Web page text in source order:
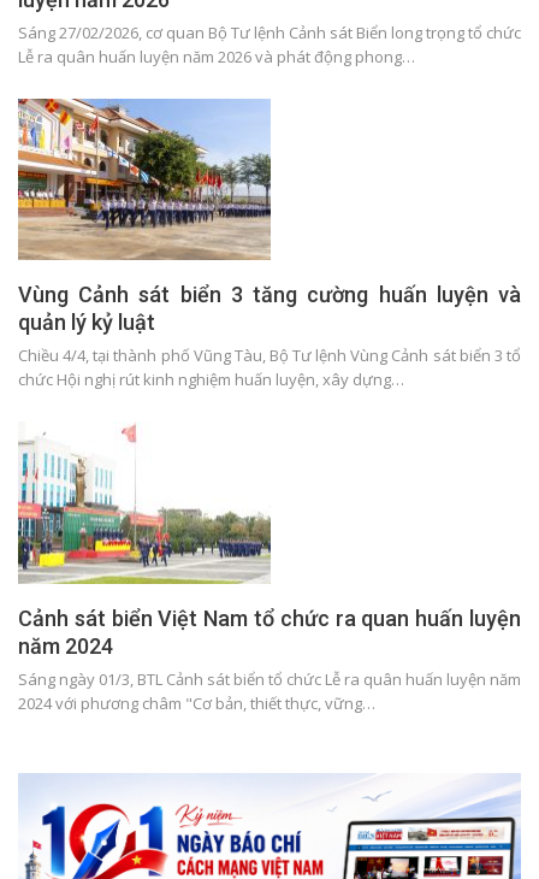
Sáng 27/02/2026, cơ quan Bộ Tư lệnh Cảnh sát Biển long trọng tổ chức
Lễ ra quân huấn luyện năm 2026 và phát động phong…
Vùng Cảnh sát biển 3 tăng cường huấn luyện và
quản lý kỷ luật
Chiều 4/4, tại thành phố Vũng Tàu, Bộ Tư lệnh Vùng Cảnh sát biển 3 tổ
chức Hội nghị rút kinh nghiệm huấn luyện, xây dựng…
Cảnh sát biển Việt Nam tổ chức ra quan huấn luyện
năm 2024
Sáng ngày 01/3, BTL Cảnh sát biển tổ chức Lễ ra quân huấn luyện năm
2024 với phương châm "Cơ bản, thiết thực, vững…